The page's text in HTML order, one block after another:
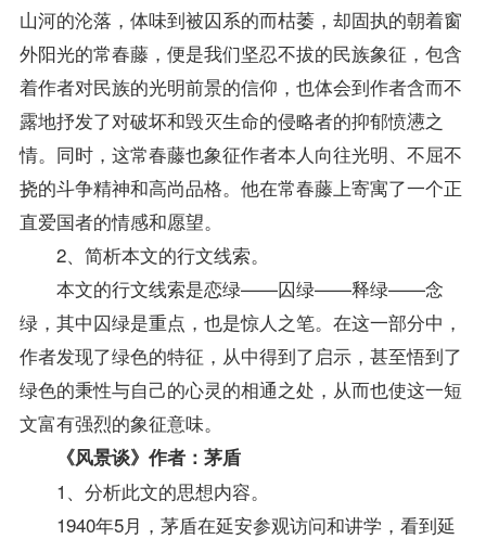
山河的沦落，体味到被囚系的而枯萎，却固执的朝着窗
外阳光的常春藤，便是我们坚忍不拔的民族象征，包含
着作者对民族的光明前景的信仰，也体会到作者含而不
露地抒发了对破坏和毁灭生命的侵略者的抑郁愤懑之
情。同时，这常春藤也象征作者本人向往光明、不屈不
挠的斗争精神和高尚品格。他在常春藤上寄寓了一个正
直爱国者的情感和愿望。
2、简析本文的行文线索。
本文的行文线索是恋绿——囚绿——释绿——念
绿，其中囚绿是重点，也是惊人之笔。在这一部分中，
作者发现了绿色的特征，从中得到了启示，甚至悟到了
绿色的秉性与自己的心灵的相通之处，从而也使这一短
文富有强烈的象征意味。
《风景谈》作者：茅盾
1、分析此文的思想内容。
1940年5月，茅盾在延安参观访问和讲学，看到延